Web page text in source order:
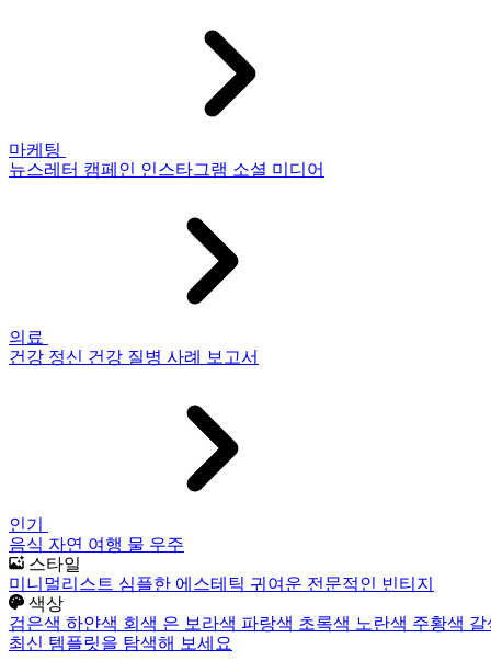
마케팅
뉴스레터 캠페인 인스타그램 소셜 미디어
의료
건강 정신 건강 질병 사례 보고서
인기
음식 자연 여행 물 우주
스타일
미니멀리스트 심플한 에스테틱 귀여운 전문적인 빈티지
색상
검은색 하얀색 회색 은 보라색 파랑색 초록색 노란색 주황색
최신 템플릿을 탐색해 보세요